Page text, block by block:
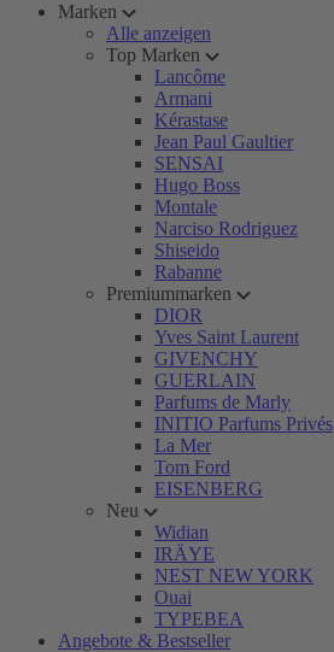
Marken
Alle anzeigen
Top Marken
Lancôme
Armani
Kérastase
Jean Paul Gaultier
SENSAI
Hugo Boss
Montale
Narciso Rodriguez
Shiseido
Rabanne
Premiummarken
DIOR
Yves Saint Laurent
GIVENCHY
GUERLAIN
Parfums de Marly
INITIO Parfums Privés
La Mer
Tom Ford
EISENBERG
Neu
Widian
IRÄYE
NEST NEW YORK
Ouai
TYPEBEA
Angebote & Bestseller